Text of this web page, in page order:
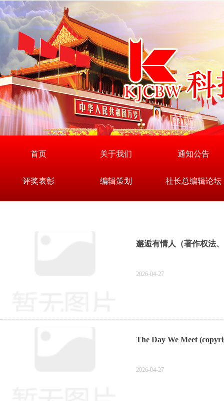
首页 关于我们 通知公告
评奖表彰 编辑策划 社长总编辑论坛
邂逅有情人（著作权法
2026-04-27
The Day We Meet
2026-04-27